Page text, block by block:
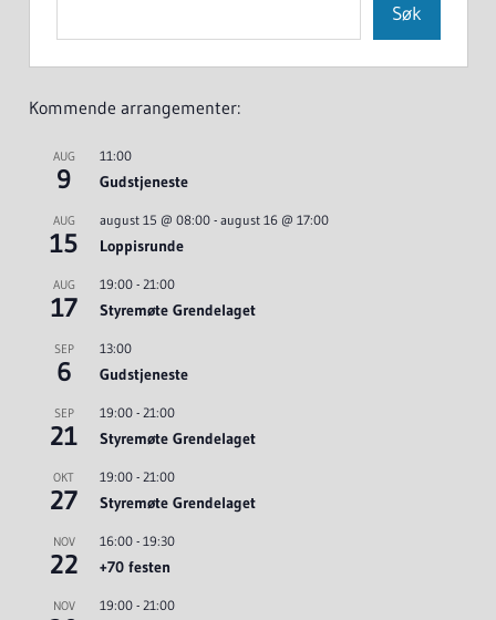
Søk
Kommende arrangementer:
AUG
9
11:00
Gudstjeneste
AUG
15
august 15 @ 08:00- august 16 @ 17:00
Loppisrunde
AUG
17
19:00- 21:00
Styremøte Grendelaget
SEP
6
13:00
Gudstjeneste
SEP
21
19:00- 21:00
Styremøte Grendelaget
OKT
27
19:00- 21:00
Styremøte Grendelaget
NOV
22
16:00- 19:30
+70 festen
NOV 19:00- 21:00